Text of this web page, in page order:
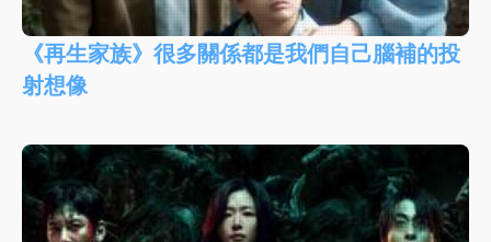
《再生家族》很多關係都是我們自己腦補的投
射想像